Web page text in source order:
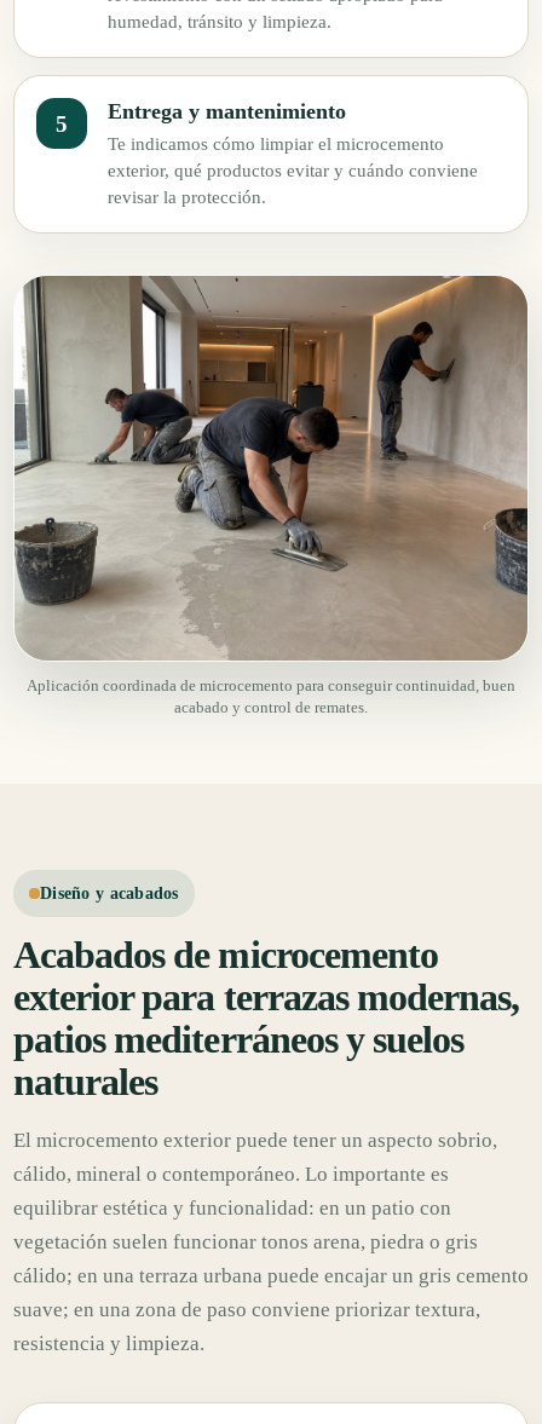
humedad, tránsito y limpieza.
Entrega y mantenimiento
Te indicamos cómo limpiar el microcemento
exterior, qué productos evitar y cuándo conviene
revisar la protección.
Aplicación coordinada de microcemento para conseguir continuidad, buen
acabado y control de remates.
Diseño y acabados
Acabados de microcemento
exterior para terrazas modernas,
patios mediterráneos y suelos
naturales
El microcemento exterior puede tener un aspecto sobrio,
cálido, mineral o contemporáneo. Lo importante es
equilibrar estética y funcionalidad: en un patio con
vegetación suelen funcionar tonos arena, piedra o gris
cálido; en una terraza urbana puede encajar un gris cemento
suave; en una zona de paso conviene priorizar textura,
resistencia y limpieza.